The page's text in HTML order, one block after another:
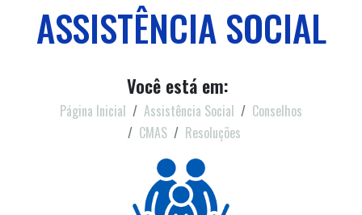
ASSISTÊNCIA SOCIAL
Você está em:
Página Inicial Assistência Social
Conselhos
CMAS
Resoluções